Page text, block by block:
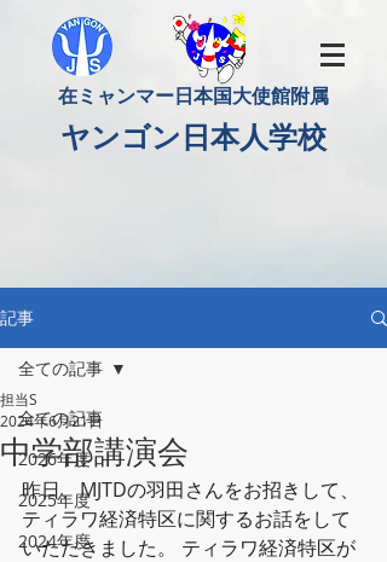
​在ミャンマー日本国大使館附属
​ヤンゴン日本人学校
記事
全ての記事
2026年度
2025年度
2024年度
全ての記事
中学部講演会
担当S
2024年6月21日
昨日、MJTDの羽田さんをお招きして、
ティラワ経済特区に関するお話をして
いただきました。 ティラワ経済特区が